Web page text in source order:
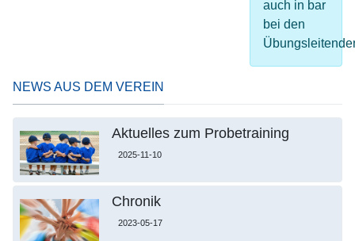
auch in bar
bei den
NEWS AUS DEM VEREIN
Aktuelles zum Probetraining
2025-11-10
Chronik
2023-05-17